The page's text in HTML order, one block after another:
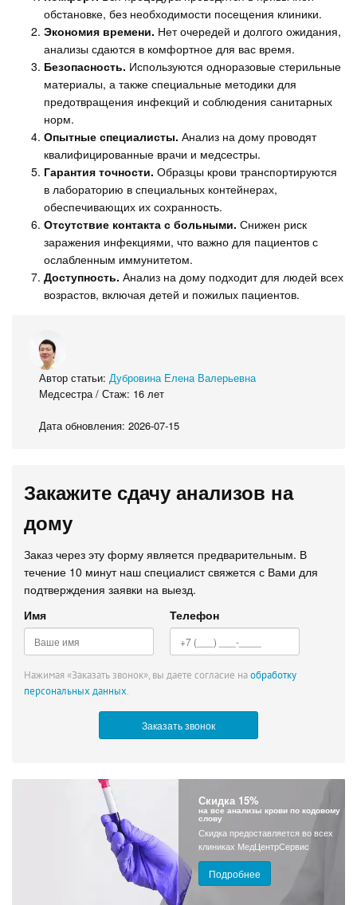
обстановке, без необходимости посещения клиники.
Экономия времени. Нет очередей и долгого ожидания,
анализы сдаются в комфортное для вас время.
Безопасность. Используются одноразовые стерильные
материалы, а также специальные методики для
предотвращения инфекций и соблюдения санитарных
норм.
Опытные специалисты. Анализ на дому проводят
квалифицированные врачи и медсестры.
Гарантия точности. Образцы крови транспортируются
в лабораторию в специальных контейнерах,
обеспечивающих их сохранность.
Отсутствие контакта с больными. Снижен риск
заражения инфекциями, что важно для пациентов с
ослабленным иммунитетом.
Доступность. Анализ на дому подходит для людей всех
возрастов, включая детей и пожилых пациентов.
Автор статьи: Дубровина Елена Валерьевна
Медсестра / Стаж: 16 лет
Дата обновления: 2026-07-15
Закажите сдачу анализов на
дому
Заказ через эту форму является предварительным. В
течение 10 минут наш специалист свяжется с Вами для
подтверждения заявки на выезд.
Имя
Телефон
Нажимая «Заказать звонок», вы даете согласие наобработку
персональных данных.
Скидка 15%
на все анализы крови по кодовому
слову
Скидка предоставляется во всех
клиниках МедЦентрСервис
Подробнее